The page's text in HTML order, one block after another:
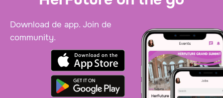
Download de app. Join de
community.